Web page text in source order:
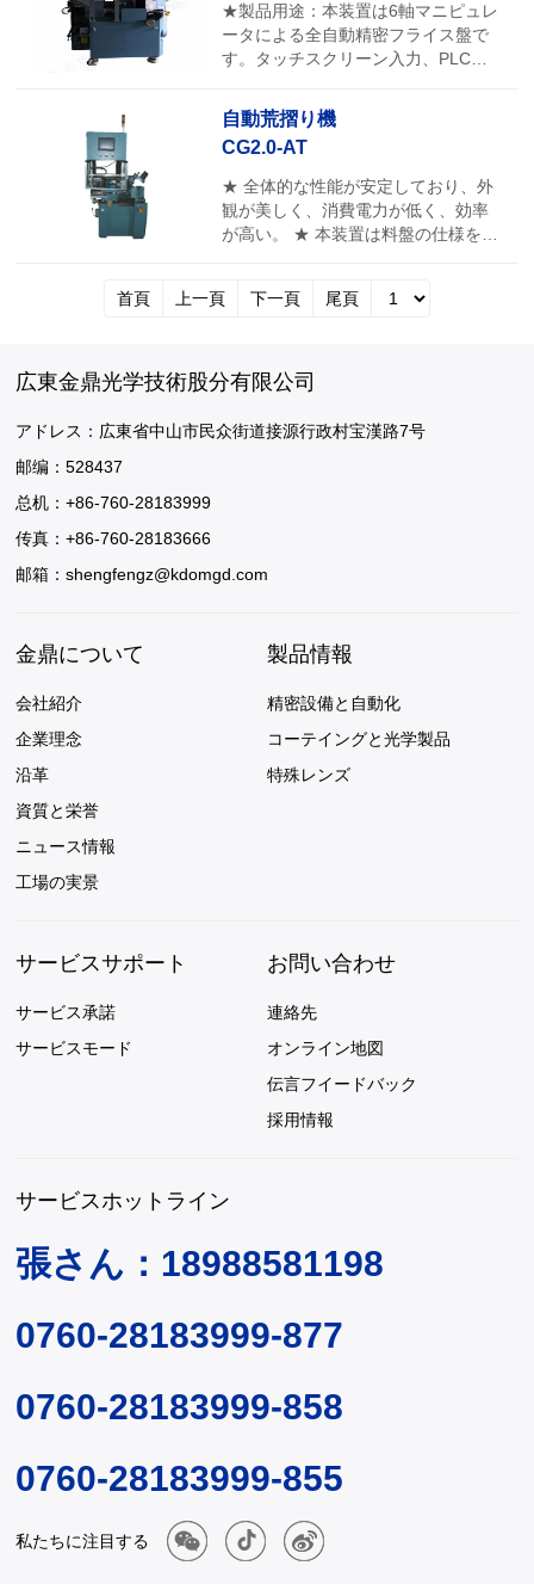
★製品用途：本装置は6軸マニピュレ
ータによる全自動精密フライス盤で
す。タッチスクリーン入力、PLC制
正、レンズ中心厚の自動測定、砥石
の自動補正を採用し、マニピュレー
ターによる洗浄バスケットからのレ
ンズのピックアンドプレースを採用
し、レンズの全自動生産を実現しま
す。
自動荒摺り機
CG2.0-AT
★ 全体的な性能が安定しており、外
観が美しく、消費電力が低く、効率
が高い。 ★ 本装置は料盤の仕様を柔
首頁
上一頁 下一頁 尾頁
広東金鼎光学技術股分有限公司
アドレス：広東省中山市民众街道接源行政村宝漢路7号
邮编：528437
总机：+86-760-28183999
传真：+86-760-28183666
邮箱：shengfengz@kdomgd.com
金鼎について
会社紹介
企業理念
沿革
資質と栄誉
ニュース情報
工場の実景
製品情報
精密設備と自動化
コーテイングと光学製品
特殊レンズ
サービスサポート
サービス承諾
サービスモード
お問い合わせ
連絡先
オンライン地図
伝言フイードバック
採用情報
サービスホットライン
張さん：18988581198
0760-28183999-877
0760-28183999-858
0760-28183999-855
私たちに注目する